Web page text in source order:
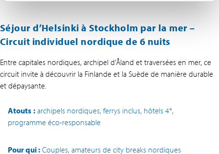
Séjour d’Helsinki à Stockholm par la mer –
Circuit individuel nordique de 6 nuits
Entre capitales nordiques, archipel d’Åland et traversées en mer, ce
circuit invite à découvrir la Finlande et la Suède de manière durable
et dépaysante.
Atouts : archipels nordiques, ferrys inclus, hôtels 4*,
programme éco-responsable
Pour qui : Couples, amateurs de city breaks nordiques